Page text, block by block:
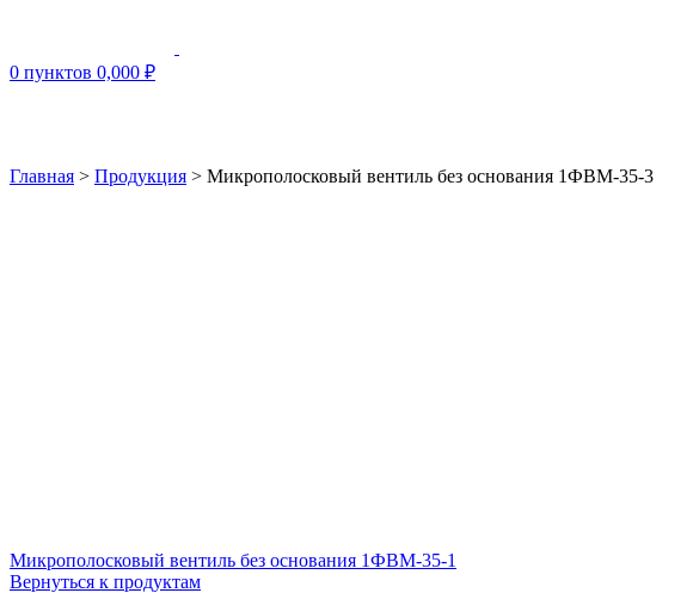
0 пунктов 0,000 ₽
Главная > Продукция > Микрополосковый вентиль без основания 1ФВМ-35-3
Микрополосковый вентиль без основания 1ФВМ-35-1
Вернуться к продуктам